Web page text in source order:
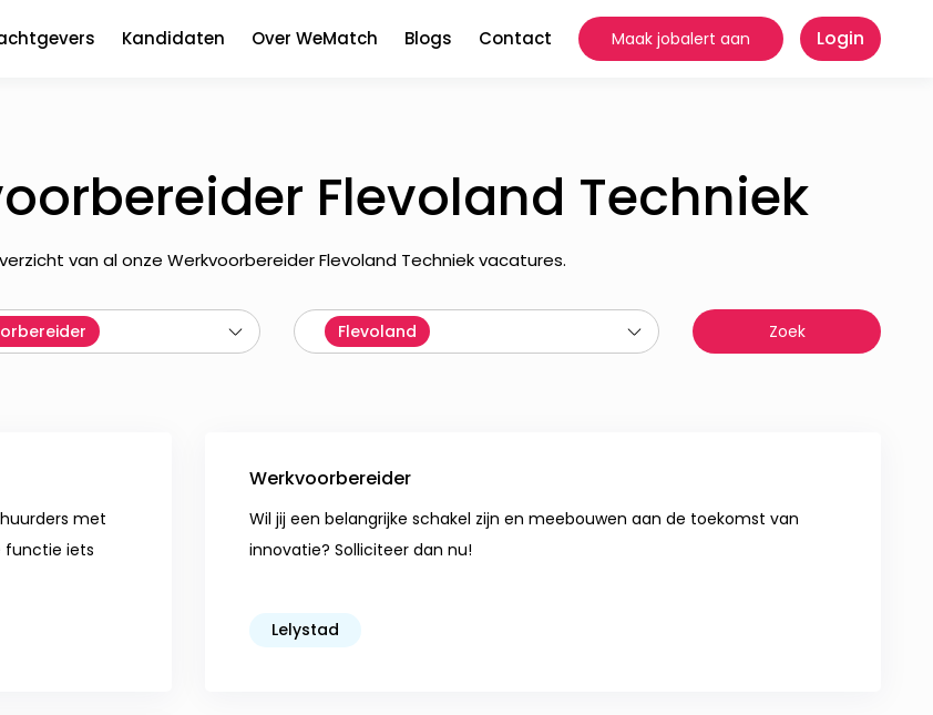
Kandidaten Over WeMatch Blogs Contact Login
Maak jobalert aan
Flevoland Techniek
van al onze Werkvoorbereider Flevoland Techniek vacatures.
Flevoland
met
functie iets
Werkvoorbereider
Wil jij een belangrijke schakel zijn en meebouwen aan de toekomst van
innovatie? Solliciteer dan nu!
Lelystad